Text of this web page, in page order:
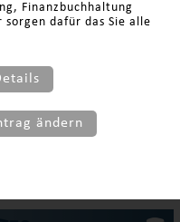
Finanzbuchhaltung
dafür das Sie alle
ändern